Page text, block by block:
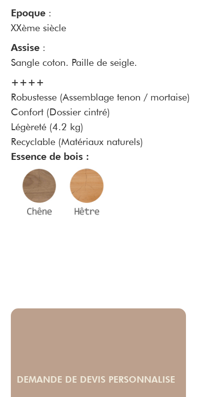
Epoque :
XXème siècle
Assise :
Sangle coton. Paille de seigle.
++++
Robustesse (Assemblage tenon / mortaise)
Confort (Dossier cintré)
Légèreté (4.2 kg)
Recyclable (Matériaux naturels)
Essence de bois :
DEMANDE DE DEVIS PERSONNALISE